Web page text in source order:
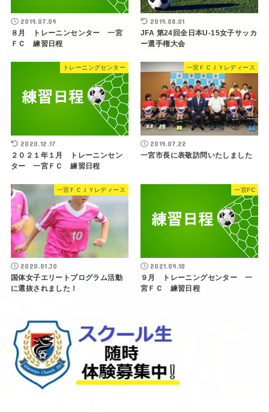
2019.07.09
８月 トレーニンセンター 一宮
ＦＣ 練習日程
2019.08.01
JFA 第24回全日本U-15女子サッカ
ー選手権大会
トレーニングセンター
2020.12.17
２０２１年１月 トレーニンセン
ター 一宮ＦＣ 練習日程
一宮ＦＣＪＹレディース
2019.07.22
一宮市長に表敬訪問いたしました
一宮ＦＣＪＹレディース
2020.01.30
国体女子エリートプログラム活動
に選抜されました！
一宮FC
2021.09.10
９月 トレーニングセンター 一
宮ＦＣ 練習日程